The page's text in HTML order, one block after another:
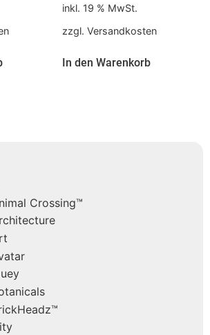
Crossing™
inkl. 19 % MwSt.
zzgl. Versandkosten
In den Warenkorb